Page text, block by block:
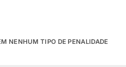
NENHUM TIPO DE PENALIDADE